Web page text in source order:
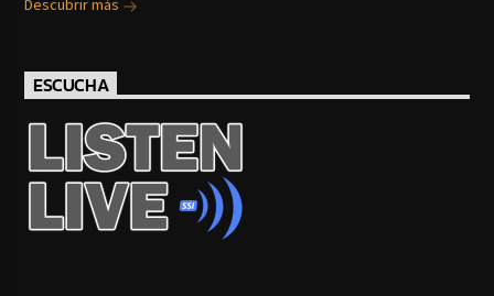
Descubrir más
ESCUCHA